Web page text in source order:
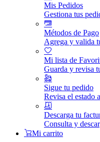
Mis Pedidos
Gestiona tus
Métodos de Pago
Agrega y valida
Mi lista de
Guarda y revisa
Sigue tu pedido
Revisa el estado
Descarga tu
Consulta y
Mi carrito